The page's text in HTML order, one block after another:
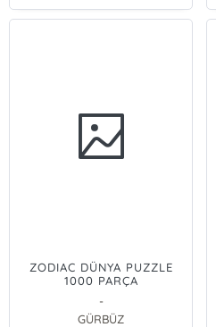
ZODIAC DÜNYA PUZZLE
1000 PARÇA
-
GÜRBÜZ